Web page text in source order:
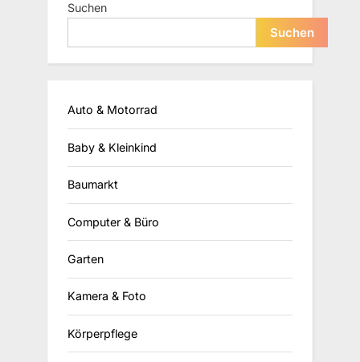
Suchen
Suchen
Auto & Motorrad
Baby & Kleinkind
Baumarkt
Computer & Büro
Garten
Kamera & Foto
Körperpflege